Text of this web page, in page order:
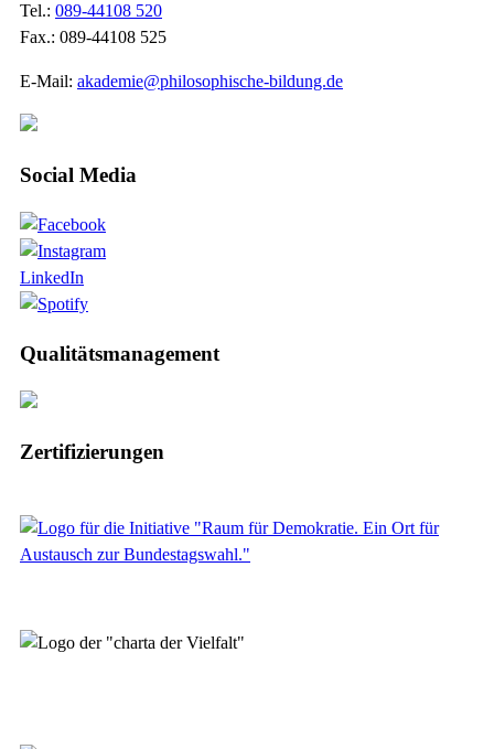
Tel.: 089-44108 520
Fax.: 089-44108 525
E-Mail: akademie@philosophische-bildung.de
Social Media
LinkedIn
Qualitätsmanagement
Zertifizierungen